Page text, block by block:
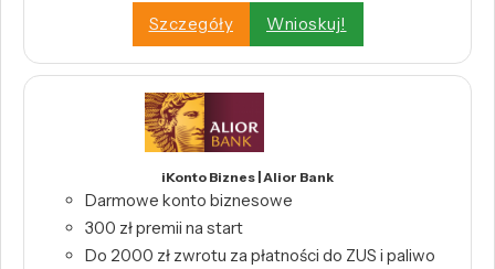
Szczegóły
Wnioskuj!
iKonto Biznes | Alior Bank
Darmowe konto biznesowe
300 zł premii na start
Do 2000 zł zwrotu za płatności do ZUS i paliwo